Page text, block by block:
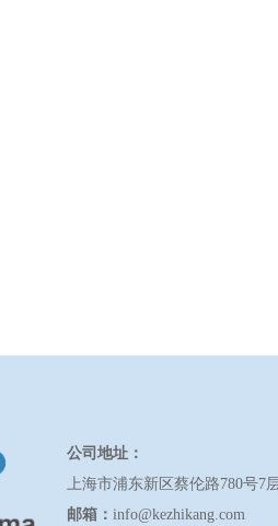
公司地址：
上海市浦东新区蔡伦路780号7
邮箱： info@kezhikang.com